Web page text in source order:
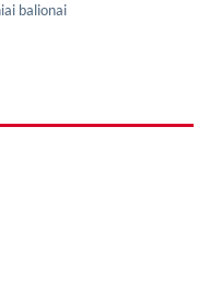
balionai